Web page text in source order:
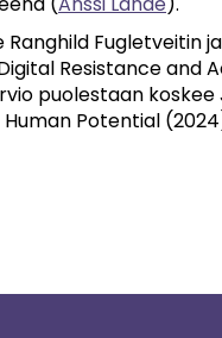
Ranghild Fugletveitin
Resistance
puolestaan
Potential